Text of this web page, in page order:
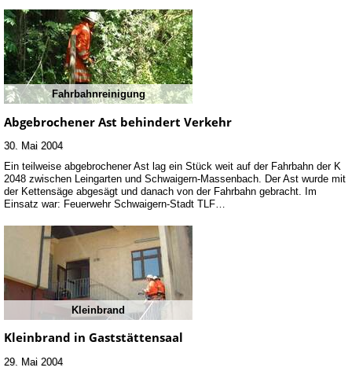
Fahrbahnreinigung
Abgebrochener Ast behindert Verkehr
30. Mai 2004
Ein teilweise abgebrochener Ast lag ein Stück weit auf der Fahrbahn der K
2048 zwischen Leingarten und Schwaigern-Massenbach. Der Ast wurde mit
der Kettensäge abgesägt und danach von der Fahrbahn gebracht. Im
Einsatz war: Feuerwehr Schwaigern-Stadt TLF…
Kleinbrand
Kleinbrand in Gaststättensaal
29. Mai 2004